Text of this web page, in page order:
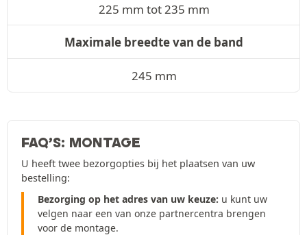
225 mm tot 235 mm
Maximale breedte van de band
245 mm
FAQ’S: MONTAGE
U heeft twee bezorgopties bij het plaatsen van uw
bestelling:
Bezorging op het adres van uw keuze: u kunt uw
velgen naar een van onze partnercentra brengen
voor de montage.